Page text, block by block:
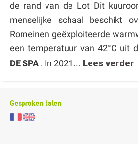
de rand van de Lot Dit
menselijke schaal beschikt
Romeinen geëxploiteerde
een temperatuur van 42°C uit
DE SPA : In 2021... Lees verder
Gesproken talen